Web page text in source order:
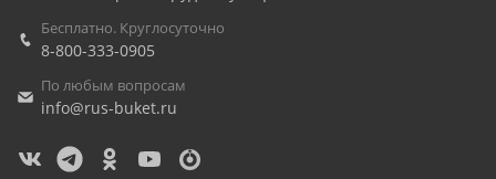
Бесплатно. Круглосуточно
8-800-333-0905
По любым вопросам
info@rus-buket.ru